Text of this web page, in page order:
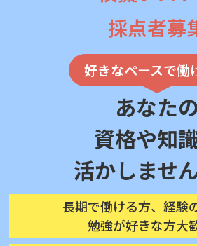
採点者募
好きなペースで働
あなたの
資格や知
活かしませ
長期で働ける方、経験
勉強が好きな方大